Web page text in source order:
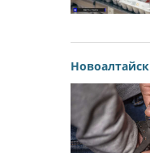
Новоалтайск